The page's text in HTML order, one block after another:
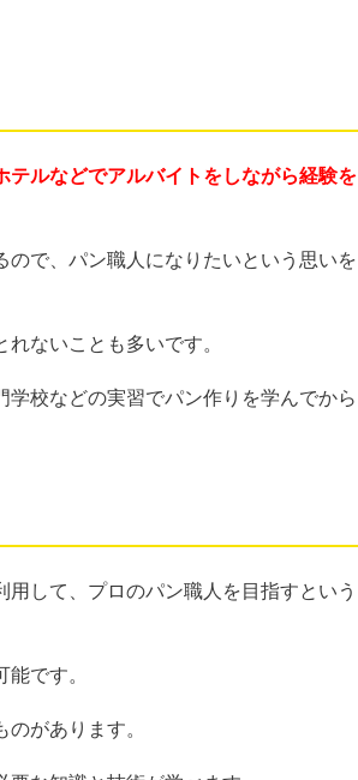
テルなどでアルバイトをしながら経験を
で、パン職人になりたいという思いを
ないことも多いです。
校などの実習でパン作りを学んでから
用して、プロのパン職人を目指すという
です。
があります。